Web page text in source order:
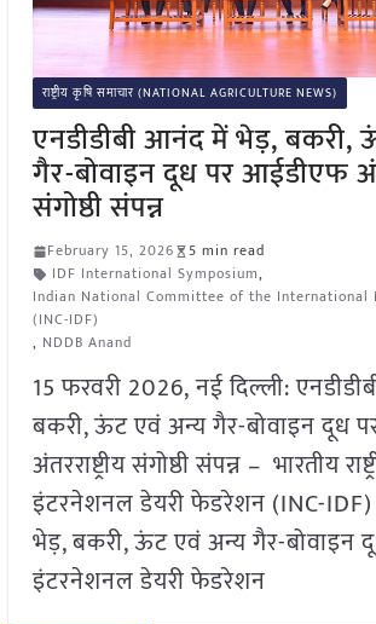
राष्ट्रीय कृषि समाचार (NATIONAL AGRICULTURE NEWS)
एनडीडीबी आनंद में भेड़, बकरी,
गैर-बोवाइन दूध पर आईडीएफ
संगोष्ठी संपन्न
February 15, 2026
5 min read
IDF International Symposium,
Indian National Committee of the International
(INC-IDF)
, NDDB Anand
15 फरवरी 2026, नई दिल्ली:
बकरी, ऊंट एवं अन्य गैर-बोवाइन दूध
अंतरराष्ट्रीय संगोष्ठी संपन्न – भारतीय
इंटरनेशनल डेयरी फेडरेशन (INC-IDF)
भेड़, बकरी, ऊंट एवं अन्य गैर-बोवाइन
इंटरनेशनल डेयरी फेडरेशन